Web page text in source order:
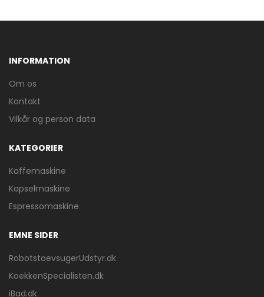
INFORMATION
Om os
Kontakt
Vilkår og person data
KATEGORIER
Kaffemaskine
Kapselmaskine
Espressomaskine
EMNE SIDER
RobotstoevsugerUdstyr.dk
KoekkenSpecialisten.dk
iBad.dk